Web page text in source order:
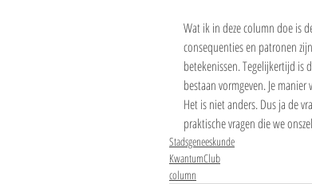
Wat ik in deze column doe is
consequenties en patronen
betekenissen. Tegelijkertijd is
bestaan vormgeven. Je
Het is niet anders. Dus ja de
praktische vragen die we
Stadsgeneeskunde
KwantumClub
column